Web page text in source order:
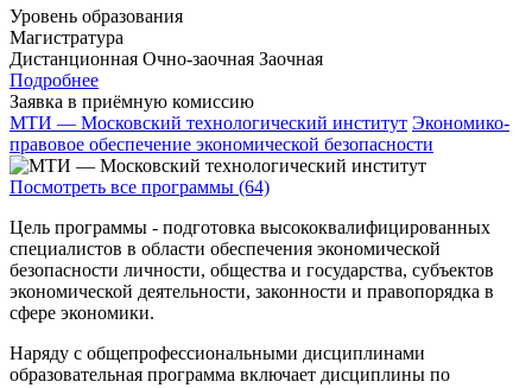
Уровень образования
Магистратура
Дистанционная Очно-заочная Заочная
Подробнее
Заявка в приёмную комиссию
МТИ — Московский технологический институт Экономико-
правовое обеспечение экономической безопасности
Посмотреть все программы (64)
Цель программы - подготовка высококвалифицированных
специалистов в области обеспечения экономической
безопасности личности, общества и государства, субъектов
экономической деятельности, законности и правопорядка в
сфере экономики.
Наряду с общепрофессиональными дисциплинами
образовательная программа включает дисциплины по